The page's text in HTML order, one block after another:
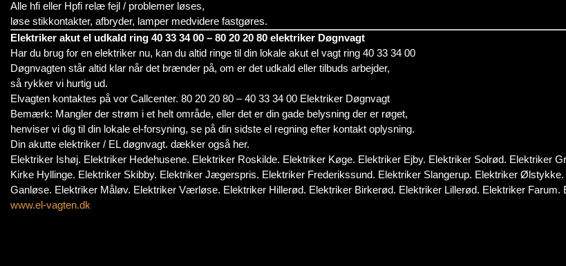
Alle hfi eller Hpfi relæ fejl / problemer løses,
løse stikkontakter, afbryder, lamper medvidere fastgøres.
Elektriker akut el udkald ring 40 33 34 00 – 80 20 20 80 elektriker Døgnvagt
Har du brug for en elektriker nu, kan du altid ringe til din lokale akut el vagt ring 40 33 34 00
Døgnvagten står altid klar når det brænder på, om er det udkald eller tilbuds arbejder,
så rykker vi hurtig ud.
Elvagten kontaktes på vor Callcenter. 80 20 20 80 – 40 33 34 00 Elektriker Døgnvagt
Bemærk: Mangler der strøm i et helt område, eller det er din gade belysning der er røget,
henviser vi dig til din lokale el-forsyning, se på din sidste el regning efter kontakt oplysning.
Din akutte elektriker / EL døgnvagt. dækker også her.
Elektriker Ishøj. Elektriker Hedehusene. Elektriker Roskilde. Elektriker Køge. Elektriker Ejby. Elektriker Solrød. Elektriker
Kirke Hyllinge. Elektriker Skibby. Elektriker Jægerspris. Elektriker Frederikssund. Elektriker Slangerup. Elektriker
Ganløse. Elektriker Måløv. Elektriker Værløse. Elektriker Hillerød. Elektriker Birkerød. Elektriker Lillerød. Elektriker Farum.
www.el-vagten.dk